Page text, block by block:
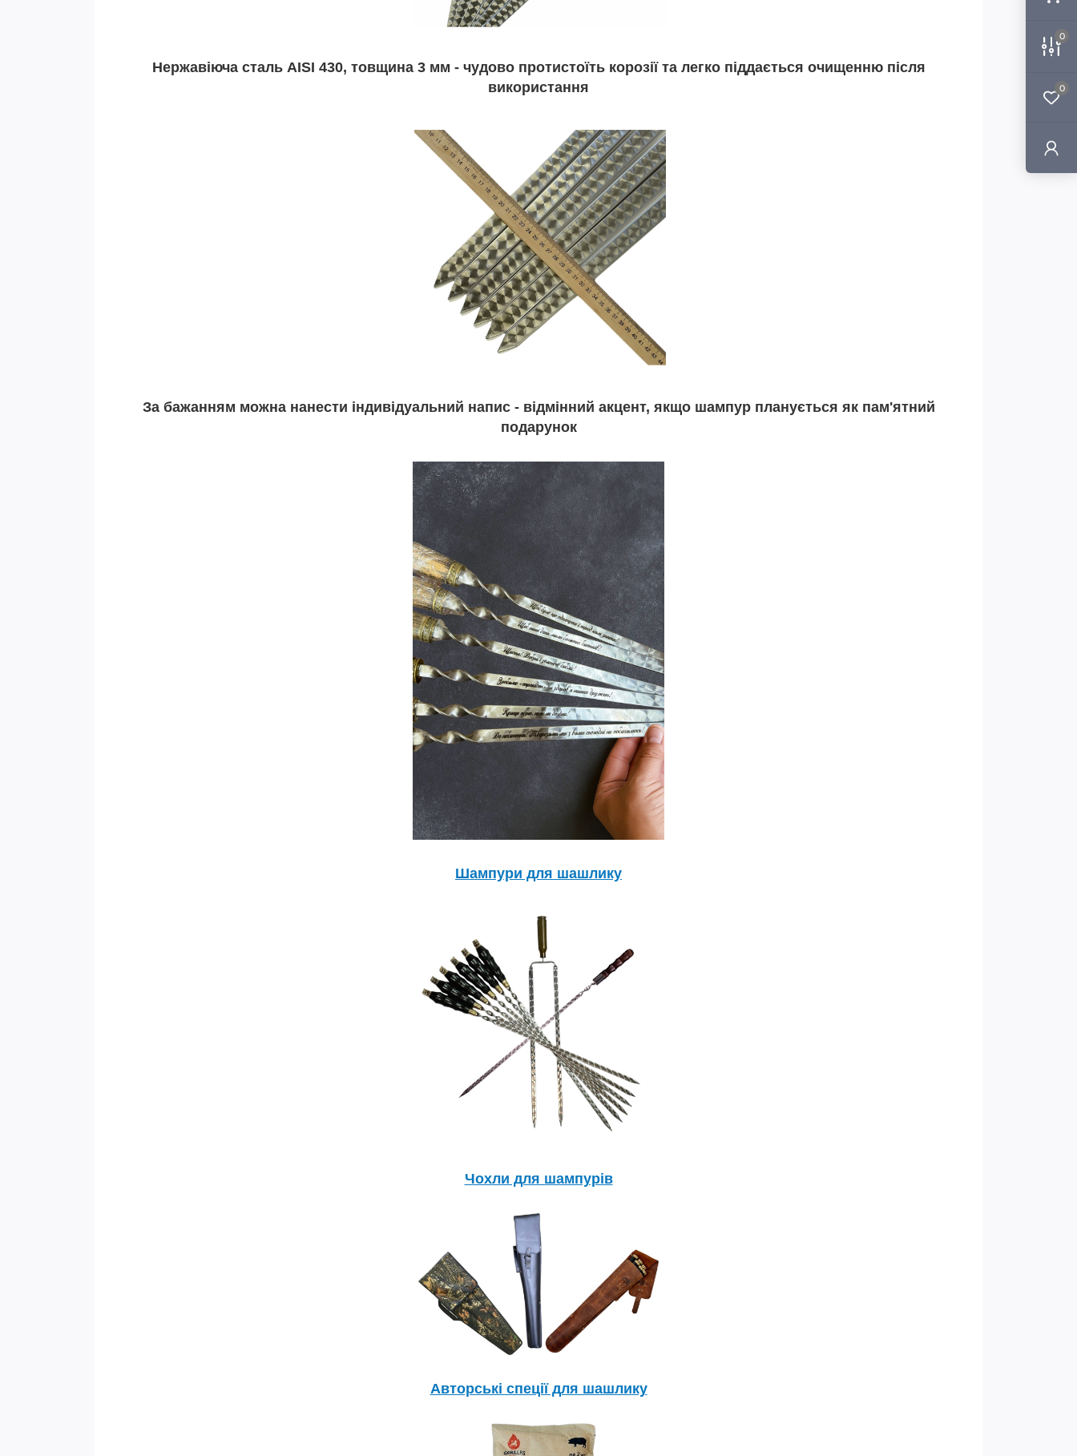
0
0
Нержавіюча сталь AISI 430, товщина 3 мм - чудово протистоїть корозії та легко піддається очищенню після
використання
За бажанням можна нанести індивідуальний напис - відмінний акцент, якщо шампур планується як пам'ятний
подарунок
Шампури для шашлику
Чохли для шампурів
Авторські спеції для шашлику